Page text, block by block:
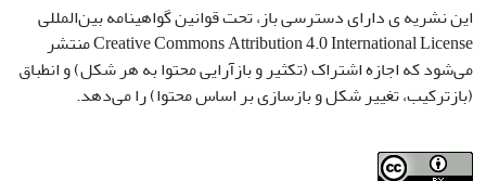
این نشریه ی دارای دسترسی باز، تحت قوانین گواهینامه بین‌المللی
Creative Commons Attribution 4.0 International License منتشر
می‌شود که اجازه اشتراک (تکثیر و بازآرایی محتوا به هر شکل) و انطباق
(بازترکیب، تغییر شکل و بازسازی بر اساس محتوا) را می‌دهد.